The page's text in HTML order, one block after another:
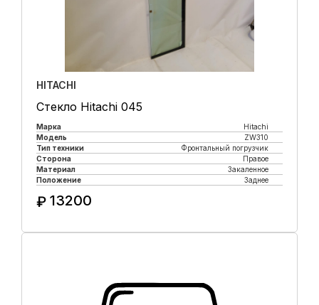
HITACHI
Стекло Hitachi 045
Марка
Hitachi
Модель
ZW310
Тип техники
Фронтальный погрузчик
Сторона
Правое
Материал
Закаленное
Положение
Заднее
₽ 13200